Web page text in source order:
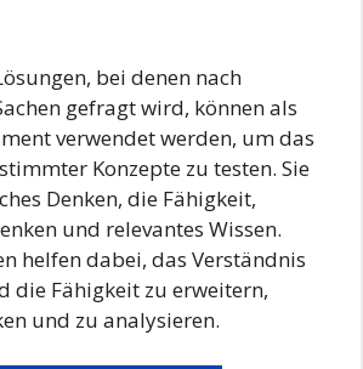
bei denen nach
gefragt wird, können als
verwendet werden, um das
Konzepte zu testen. Sie
Denken, die Fähigkeit,
und relevantes Wissen.
helfen dabei, das Verständnis
die Fähigkeit zu erweitern,
und zu analysieren.